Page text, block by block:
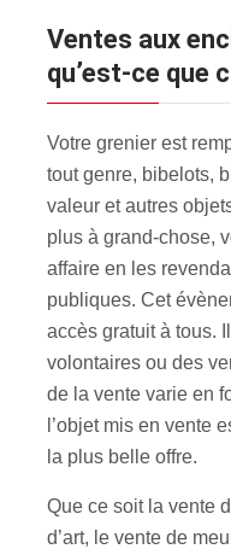
Ventes aux enchères publiques :
qu’est-ce que
Votre grenier est
tout genre, bibelots,
valeur et autres
plus à grand-chose,
affaire en les
publiques. Cet
accès gratuit à tous.
volontaires ou des
de la vente varie en
l’objet mis en vente
la plus belle offre.
Que ce soit la vente
d’art, le vente de